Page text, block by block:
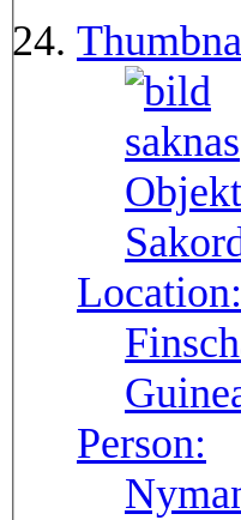
Location:
Person: